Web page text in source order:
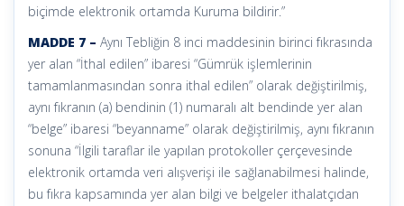
biçimde elektronik ortamda Kuruma bildirir.”
MADDE 7 – Aynı Tebliğin 8 inci maddesinin birinci fıkrasında
yer alan “İthal edilen” ibaresi “Gümrük işlemlerinin
tamamlanmasından sonra ithal edilen” olarak değiştirilmiş,
aynı fıkranın (a) bendinin (1) numaralı alt bendinde yer alan
“belge” ibaresi “beyanname” olarak değiştirilmiş, aynı fıkranın
sonuna “İlgili taraflar ile yapılan protokoller çerçevesinde
elektronik ortamda veri alışverişi ile sağlanabilmesi halinde,
bu fıkra kapsamında yer alan bilgi ve belgeler ithalatçıdan